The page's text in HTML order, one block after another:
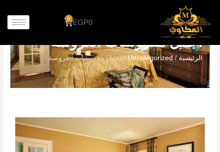
المحتوى
EGP0
0
Cart
اجمل مفروشات العروسة
الرئيسية/
Uncategorized/ اجمل مفروشات العروسة